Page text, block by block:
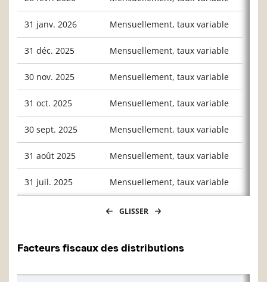
31 janv. 2026 Mensuellement, taux variable
31 déc. 2025 Mensuellement, taux variable
30 nov. 2025 Mensuellement, taux variable
31 oct. 2025 Mensuellement, taux variable
30 sept. 2025 Mensuellement, taux variable
31 août 2025 Mensuellement, taux variable
31 juil. 2025 Mensuellement, taux variable
GLISSER
Facteurs fiscaux des distributions